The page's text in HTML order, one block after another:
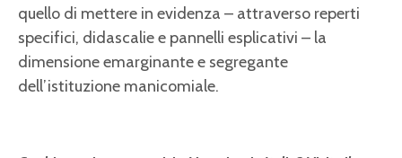
quello di mettere in evidenza – attraverso reperti
specifici, didascalie e pannelli esplicativi – la
dimensione emarginante e segregante
dell’istituzione manicomiale.